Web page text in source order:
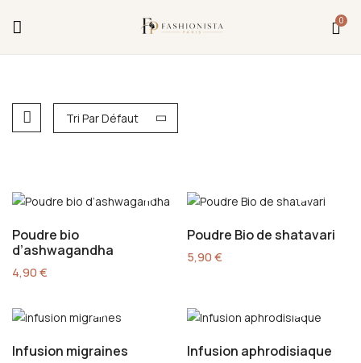
0
Tri Par Défaut
Poudre bio
d’ashwagandha
4,90€
Poudre Bio de shatavari
5,90€
Infusion migraines Infusion aphrodisiaque
Fermeture annuelle du 17 juillet 16h au 12 août.
L'ajout au panier est indisponible et aucune